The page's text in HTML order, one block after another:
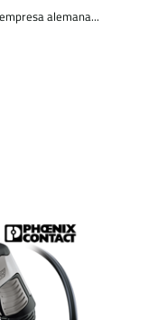
alemana...